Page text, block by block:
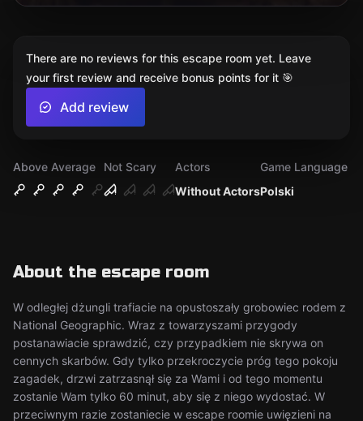
Above Average
Not Scary
Without Actors
Actors
Polski
Game Language
About the escape room
W odległej dżungli trafiacie na opustoszały grobowiec rodem z
National Geographic. Wraz z towarzyszami przygody
postanawiacie sprawdzić, czy przypadkiem nie skrywa on
cennych skarbów. Gdy tylko przekroczycie próg tego pokoju
zagadek, drzwi zatrzasnął się za Wami i od tego momentu
zostanie Wam tylko 60 minut, aby się z niego wydostać. W
przeciwnym razie zostaniecie w escape roomie uwięzieni na
There are no reviews for this escape room yet. Leave
your first review and receive bonus points for it 🎯
Add review